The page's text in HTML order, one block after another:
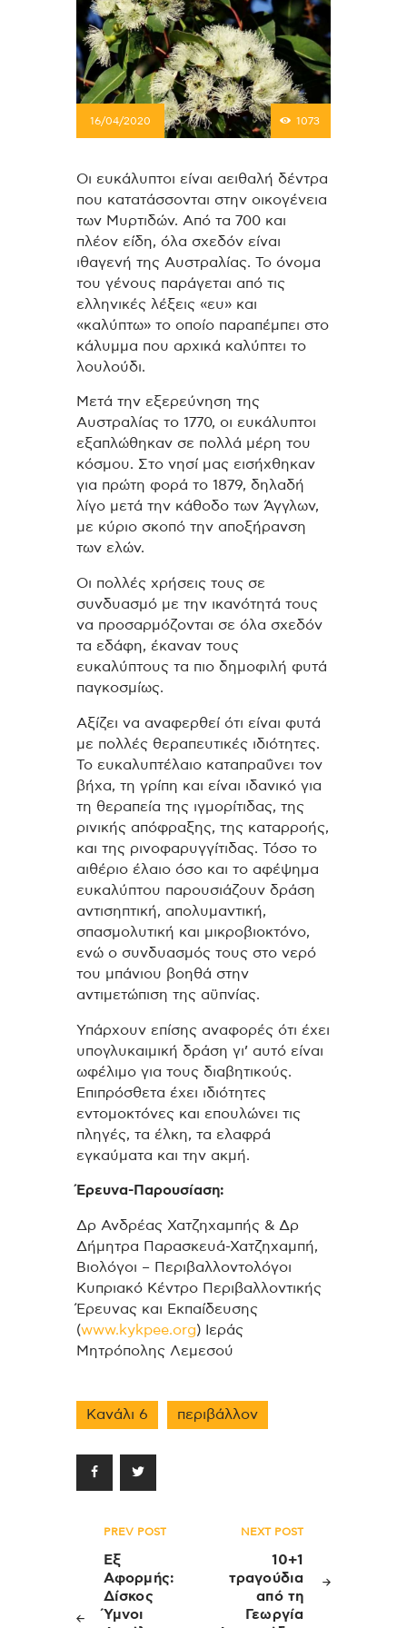
16/04/2020 1073
Οι ευκάλυπτοι είναι αειθαλή δέντρα
που κατατάσσονται στην οικογένεια
των Μυρτιδών. Από τα 700 και
πλέον είδη, όλα σχεδόν είναι
ιθαγενή της Αυστραλίας. Το όνομα
του γένους παράγεται από τις
ελληνικές λέξεις «ευ» και
«καλύπτω» το οποίο παραπέμπει στο
κάλυμμα που αρχικά καλύπτει το
λουλούδι.
Μετά την εξερεύνηση της
Αυστραλίας το 1770, οι ευκάλυπτοι
εξαπλώθηκαν σε πολλά μέρη του
κόσμου. Στο νησί μας εισήχθηκαν
για πρώτη φορά το 1879, δηλαδή
λίγο μετά την κάθοδο των Άγγλων,
με κύριο σκοπό την αποξήρανση
των ελών.
Οι πολλές χρήσεις τους σε
συνδυασμό με την ικανότητά τους
να προσαρμόζονται σε όλα σχεδόν
τα εδάφη, έκαναν τους
ευκαλύπτους τα πιο δημοφιλή φυτά
παγκοσμίως.
Αξίζει να αναφερθεί ότι είναι φυτά
με πολλές θεραπευτικές ιδιότητες.
Το ευκαλυπτέλαιο καταπραΰνει τον
βήχα, τη γρίπη και είναι ιδανικό για
τη θεραπεία της ιγμορίτιδας, της
ρινικής απόφραξης, της καταρροής,
και της ρινοφαρυγγίτιδας. Τόσο το
αιθέριο έλαιο όσο και το αφέψημα
ευκαλύπτου παρουσιάζουν δράση
αντισηπτική, απολυμαντική,
σπασμολυτική και μικροβιοκτόνο,
ενώ ο συνδυασμός τους στο νερό
του μπάνιου βοηθά στην
αντιμετώπιση της αϋπνίας.
Υπάρχουν επίσης αναφορές ότι έχει
υπογλυκαιμική δράση γι’ αυτό είναι
ωφέλιμο για τους διαβητικούς.
Επιπρόσθετα έχει ιδιότητες
εντομοκτόνες και επουλώνει τις
πληγές, τα έλκη, τα ελαφρά
εγκαύματα και την ακµή.
Έρευνα-Παρουσίαση:
Δρ Ανδρέας Χατζηχαμπής & Δρ
Δήμητρα Παρασκευά-Χατζηχαμπή,
Βιολόγοι – Περιβαλλοντολόγοι
Κυπριακό Κέντρο Περιβαλλοντικής
Έρευνας και Εκπαίδευσης
(www.kykpee.org)
Ιεράς
Μητρόπολης Λεμεσού
Κανάλι 6 περιβάλλον
Πλοήγηση
άρθρων
PREV POST
Εξ
Αφορμής:
Δίσκος
Ύμνοι
NEXT POST
10+1
τραγούδια
από τη
Γεωργία